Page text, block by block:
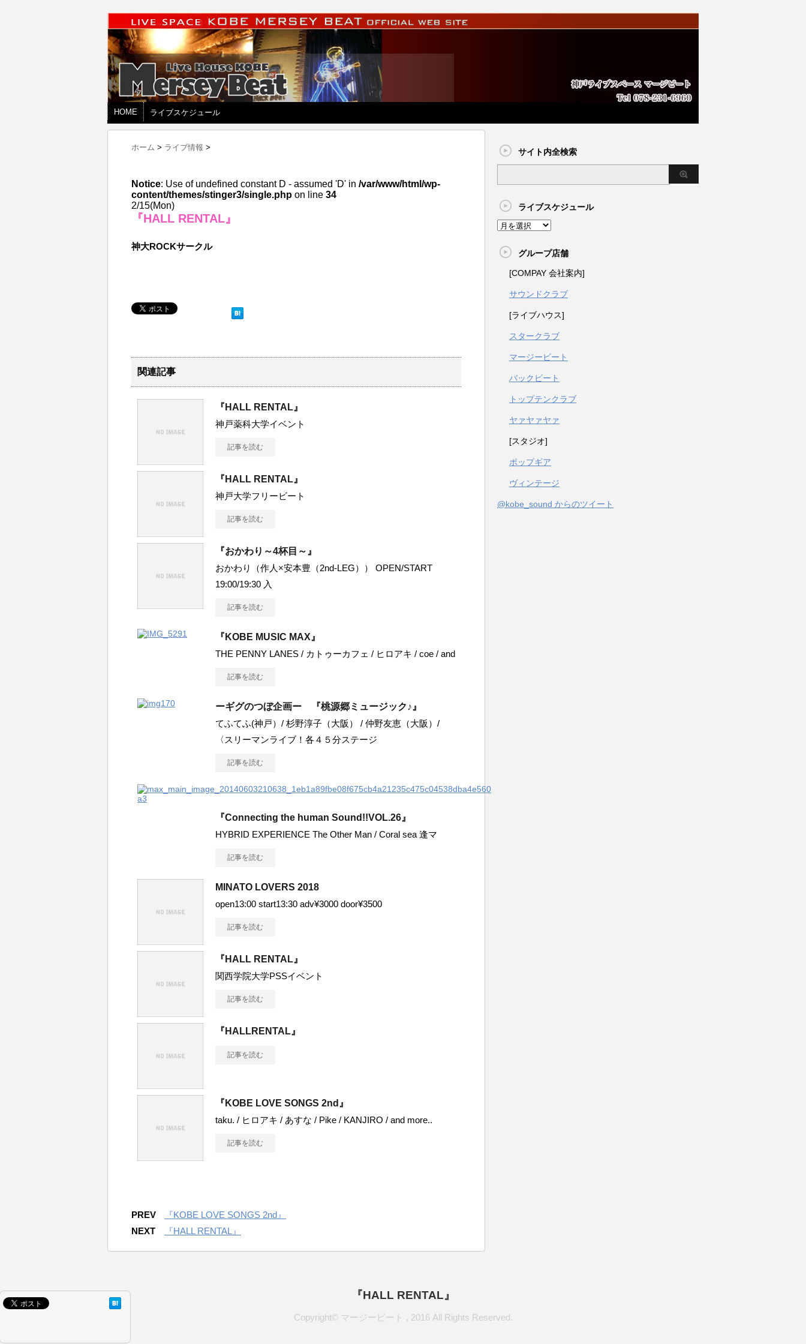
HOME ライブスケジュール
ホーム > ライブ情報 >
Notice: Use of undefined constant D - assumed 'D' in /var/www/html/wp-
content/themes/stinger3/single.php on line 34
2/15(Mon)
『HALL RENTAL』
神大ROCKサークル
関連記事
『HALL RENTAL』
神戸薬科大学イベント
記事を読む
『HALL RENTAL』
神戸大学フリービート
記事を読む
『おかわり～4杯目～』
おかわり（作人×安本豊（2nd-LEG）） OPEN/START
19:00/19:30 入
記事を読む
『KOBE MUSIC MAX』
THE PENNY LANES / カトゥーカフェ / ヒロアキ / coe / and
記事を読む
ーギグのつぼ企画ー 『桃源郷ミュージック♪』
てふてふ(神戸）/ 杉野淳子（大阪） / 仲野友恵（大阪）/
〈スリーマンライブ！各４５分ステージ
記事を読む
『Connecting the human Sound!!VOL.26』
HYBRID EXPERIENCE The Other Man / Coral sea 逢マ
記事を読む
MINATO LOVERS 2018
open13:00 start13:30 adv¥3000 door¥3500
記事を読む
『HALL RENTAL』
関西学院大学PSSイベント
記事を読む
『HALLRENTAL』
記事を読む
『KOBE LOVE SONGS 2nd』
taku. / ヒロアキ / あすな / Pike / KANJIRO / and more..
記事を読む
PREV
『KOBE LOVE SONGS 2nd』
NEXT
『HALL RENTAL』
サイト内全検索
ライブスケジュール
グループ店舗
[COMPAY 会社案内]
サウンドクラブ
[ライブハウス]
スタークラブ
マージービート
バックビート
トップテンクラブ
ヤァヤァヤァ
[スタジオ]
ポップギア
ヴィンテージ
@kobe_sound からのツイート
『HALL RENTAL』
Copyright© マージービート , 2016 All Rights Reserved.